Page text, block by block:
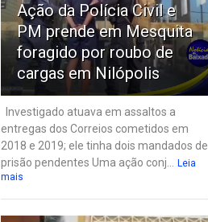
Ação da Polícia Civil e
PM prende em Mesquita
foragido por roubo de
cargas em Nilópolis
Investigado atuava em assaltos a
entregas dos Correios cometidos em
2018 e 2019; ele tinha dois mandados de
prisão pendentes Uma ação conj... Leia
mais